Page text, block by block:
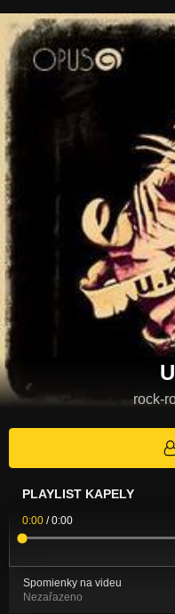
rock-
PLAYLIST KAPELY
0:00 /0:00
Spomienky na videu
Nezařazeno